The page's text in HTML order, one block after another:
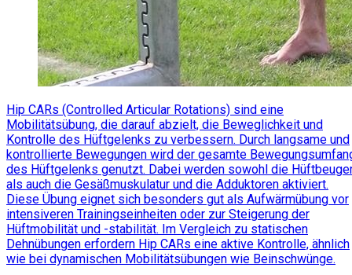
Hip CARs (Controlled Articular Rotations) sind eine
Mobilitätsübung, die darauf abzielt, die Beweglichkeit und
Kontrolle des Hüftgelenks zu verbessern. Durch langsame und
kontrollierte Bewegungen wird der gesamte
des Hüftgelenks genutzt. Dabei werden sowohl die
als auch die Gesäßmuskulatur und die Adduktoren aktiviert.
Diese Übung eignet sich besonders gut als Aufwärmübung vor
intensiveren Trainingseinheiten oder zur Steigerung der
Hüftmobilität und -stabilität. Im Vergleich zu statischen
Dehnübungen erfordern Hip CARs eine aktive Kontrolle, ähnlich
wie bei dynamischen Mobilitätsübungen wie Beinschwünge.